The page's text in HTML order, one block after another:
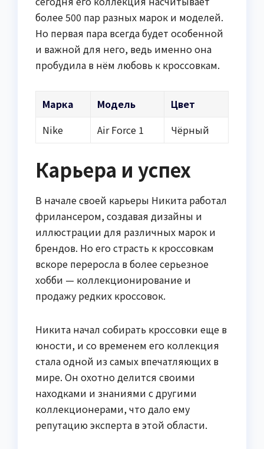
более 500 пар разных марок и моделей.
Но первая пара всегда будет особенной
и важной для него, ведь именно она
пробудила в нём любовь к кроссовкам.
Марка Модель
Цвет
Nike
Air Force 1 Чёрный
Карьера и успех
В начале своей карьеры Никита работал
фрилансером, создавая дизайны и
иллюстрации для различных марок и
брендов. Но его страсть к кроссовкам
вскоре переросла в более серьезное
хобби — коллекционирование и
продажу редких кроссовок.
Никита начал собирать кроссовки еще в
юности, и со временем его коллекция
стала одной из самых впечатляющих в
мире. Он охотно делится своими
находками и знаниями с другими
коллекционерами, что дало ему
репутацию эксперта в этой области.